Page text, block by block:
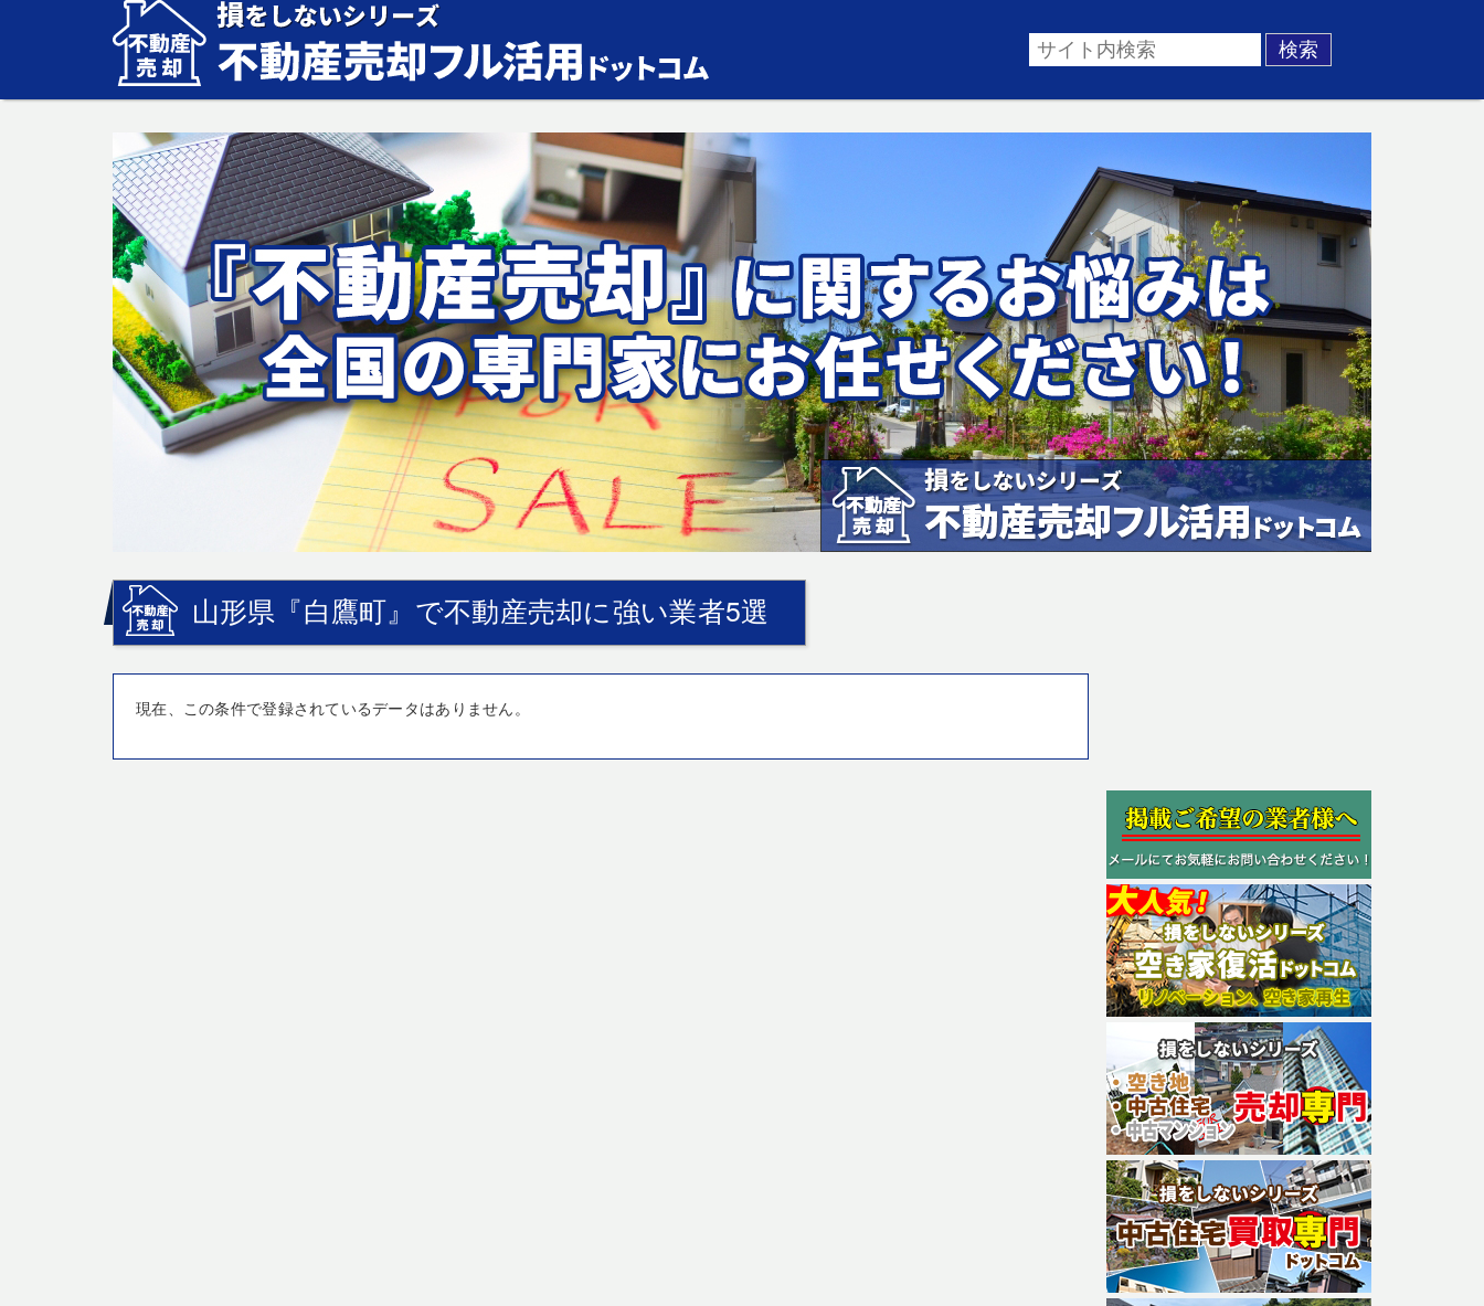
山形県『白鷹町』で不動産売却に強い業者5選
現在、この条件で登録されているデータはありません。